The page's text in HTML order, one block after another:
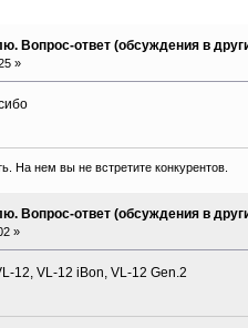
Вопрос-ответ (обсуждения в
»
На нем вы не встретите конкурентов.
Вопрос-ответ (обсуждения в
»
12, VL-12 iBon, VL-12 Gen.2